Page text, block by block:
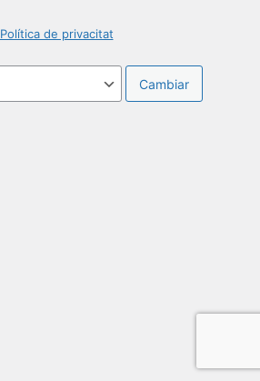
Política de privacitat